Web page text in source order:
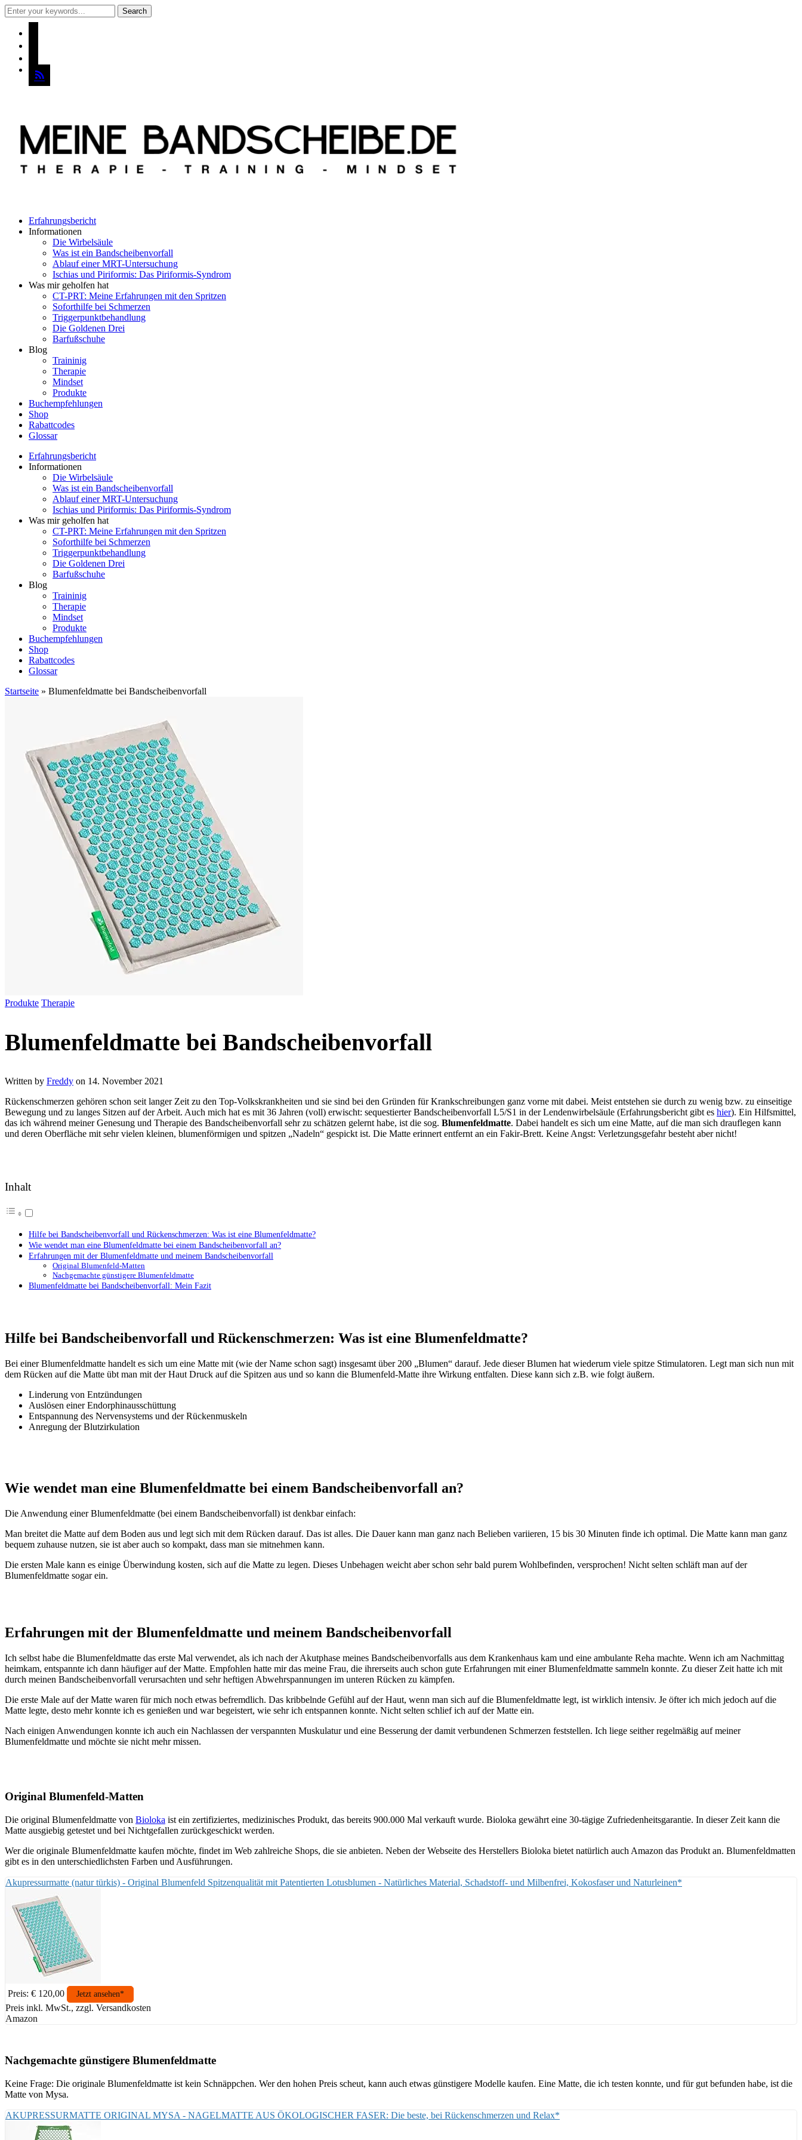
rss
Erfahrungsbericht
Informationen
Die Wirbelsäule
Was ist ein Bandscheibenvorfall
Ablauf einer MRT-Untersuchung
Ischias und Piriformis: Das Piriformis-Syndrom
Was mir geholfen hat
CT-PRT: Meine Erfahrungen mit den Spritzen
Soforthilfe bei Schmerzen
Triggerpunktbehandlung
Die Goldenen Drei
Barfußschuhe
Blog
Traininig
Therapie
Mindset
Produkte
Buchempfehlungen
Shop
Rabattcodes
Glossar
Erfahrungsbericht
Informationen
Die Wirbelsäule
Was ist ein Bandscheibenvorfall
Ablauf einer MRT-Untersuchung
Ischias und Piriformis: Das Piriformis-Syndrom
Was mir geholfen hat
CT-PRT: Meine Erfahrungen mit den Spritzen
Soforthilfe bei Schmerzen
Triggerpunktbehandlung
Die Goldenen Drei
Barfußschuhe
Blog
Traininig
Therapie
Mindset
Produkte
Buchempfehlungen
Shop
Rabattcodes
Glossar
Startseite » Blumenfeldmatte bei Bandscheibenvorfall
Produkte Therapie
Blumenfeldmatte bei Bandscheibenvorfall
Written by Freddy on 14. November 2021
Rückenschmerzen gehören schon seit langer Zeit zu den Top-Volkskrankheiten und sie sind bei den Gründen für Krankschreibungen ganz vorne mit dabei. Meist entstehen sie durch zu wenig bzw. zu einseitige
Bewegung und zu langes Sitzen auf der Arbeit. Auch mich hat es mit 36 Jahren (voll) erwischt: sequestierter Bandscheibenvorfall L5/S1 in der Lendenwirbelsäule (Erfahrungsbericht gibt es hier). Ein Hilfsmittel,
das ich während meiner Genesung und Therapie des Bandscheibenvorfall sehr zu schätzen gelernt habe, ist die sog. Blumenfeldmatte. Dabei handelt es sich um eine Matte, auf die man sich drauflegen kann
und deren Oberfläche mit sehr vielen kleinen, blumenförmigen und spitzen „Nadeln“ gespickt ist. Die Matte erinnert entfernt an ein Fakir-Brett. Keine Angst: Verletzungsgefahr besteht aber nicht!
Inhalt
Hilfe bei Bandscheibenvorfall und Rückenschmerzen: Was ist eine Blumenfeldmatte?
Wie wendet man eine Blumenfeldmatte bei einem Bandscheibenvorfall an?
Erfahrungen mit der Blumenfeldmatte und meinem Bandscheibenvorfall
Original Blumenfeld-Matten
Nachgemachte günstigere Blumenfeldmatte
Blumenfeldmatte bei Bandscheibenvorfall: Mein Fazit
Hilfe bei Bandscheibenvorfall und Rückenschmerzen: Was ist eine Blumenfeldmatte?
Bei einer Blumenfeldmatte handelt es sich um eine Matte mit (wie der Name schon sagt) insgesamt über 200 „Blumen“ darauf. Jede dieser Blumen hat wiederum viele spitze Stimulatoren. Legt man sich nun mit
dem Rücken auf die Matte übt man mit der Haut Druck auf die Spitzen aus und so kann die Blumenfeld-Matte ihre Wirkung entfalten. Diese kann sich z.B. wie folgt äußern.
Linderung von Entzündungen
Auslösen einer Endorphinausschüttung
Entspannung des Nervensystems und der Rückenmuskeln
Anregung der Blutzirkulation
Wie wendet man eine Blumenfeldmatte bei einem Bandscheibenvorfall an?
Die Anwendung einer Blumenfeldmatte (bei einem Bandscheibenvorfall) ist denkbar einfach:
Man breitet die Matte auf dem Boden aus und legt sich mit dem Rücken darauf. Das ist alles. Die Dauer kann man ganz nach Belieben variieren, 15 bis 30 Minuten finde ich optimal. Die Matte kann man ganz
bequem zuhause nutzen, sie ist aber auch so kompakt, dass man sie mitnehmen kann.
Die ersten Male kann es einige Überwindung kosten, sich auf die Matte zu legen. Dieses Unbehagen weicht aber schon sehr bald purem Wohlbefinden, versprochen! Nicht selten schläft man auf der
Blumenfeldmatte sogar ein.
Erfahrungen mit der Blumenfeldmatte und meinem Bandscheibenvorfall
Ich selbst habe die Blumenfeldmatte das erste Mal verwendet, als ich nach der Akutphase meines Bandscheibenvorfalls aus dem Krankenhaus kam und eine ambulante Reha machte. Wenn ich am Nachmittag
heimkam, entspannte ich dann häufiger auf der Matte. Empfohlen hatte mir das meine Frau, die ihrerseits auch schon gute Erfahrungen mit einer Blumenfeldmatte sammeln konnte. Zu dieser Zeit hatte ich mit
durch meinen Bandscheibenvorfall verursachten und sehr heftigen Abwehrspannungen im unteren Rücken zu kämpfen.
Die erste Male auf der Matte waren für mich noch etwas befremdlich. Das kribbelnde Gefühl auf der Haut, wenn man sich auf die Blumenfeldmatte legt, ist wirklich intensiv. Je öfter ich mich jedoch auf die
Matte legte, desto mehr konnte ich es genießen und war begeistert, wie sehr ich entspannen konnte. Nicht selten schlief ich auf der Matte ein.
Nach einigen Anwendungen konnte ich auch ein Nachlassen der verspannten Muskulatur und eine Besserung der damit verbundenen Schmerzen feststellen. Ich liege seither regelmäßig auf meiner
Blumenfeldmatte und möchte sie nicht mehr missen.
Original Blumenfeld-Matten
Die original Blumenfeldmatte von Bioloka ist ein zertifiziertes, medizinisches Produkt, das bereits 900.000 Mal verkauft wurde. Bioloka gewährt eine 30-tägige Zufriedenheitsgarantie. In dieser Zeit kann die
Matte ausgiebig getestet und bei Nichtgefallen zurückgeschickt werden.
Wer die originale Blumenfeldmatte kaufen möchte, findet im Web zahlreiche Shops, die sie anbieten. Neben der Webseite des Herstellers Bioloka bietet natürlich auch Amazon das Produkt an. Blumenfeldmatten
gibt es in den unterschiedlichsten Farben und Ausführungen.
Akupressurmatte (natur türkis) - Original Blumenfeld Spitzenqualität mit Patentierten Lotusblumen - Natürliches Material, Schadstoff- und Milbenfrei, Kokosfaser und Naturleinen*
Preis: € 120,00 Jetzt ansehen*
Preis inkl. MwSt., zzgl. Versandkosten
Amazon
Nachgemachte günstigere Blumenfeldmatte
Keine Frage: Die originale Blumenfeldmatte ist kein Schnäppchen. Wer den hohen Preis scheut, kann auch etwas günstigere Modelle kaufen. Eine Matte, die ich testen konnte, und für gut befunden habe, ist die
Matte von Mysa.
AKUPRESSURMATTE ORIGINAL MYSA - NAGELMATTE AUS ÖKOLOGISCHER FASER: Die beste, bei Rückenschmerzen und Relax*